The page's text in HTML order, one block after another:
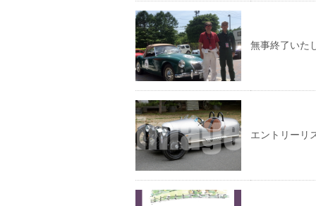
無事終了いた
エントリーリ